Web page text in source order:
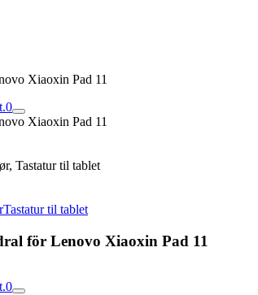
Xiaoxin Pad 11
0
Xiaoxin Pad 11
Tastatur til tablet
Tastatur til tablet
för Lenovo Xiaoxin Pad 11
0